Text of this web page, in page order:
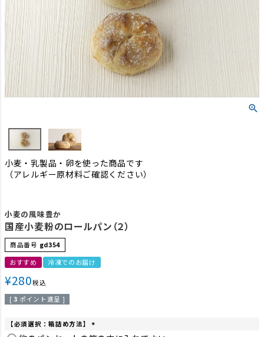
小麦・乳製品・卵を使った商品です
（アレルギー原材料ご確認ください）
小麦の風味豊か
国産小麦粉のロールパン（２）
商品番号 gd354
おすすめ 冷凍でのお届け
¥280税込
[ 3 ポイント進呈 ]
【必須選択：箱詰め方法】
(